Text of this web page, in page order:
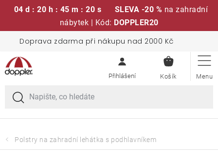
04 d : 20 h : 45 m : 19 s SLEVA -20 % na zahradní
nábytek | Kód: DOPPLER20
obsah
Doprava zdarma při nákupu nad 2000 Kč
KOŠÍK
Sedací soupravy
Slunečníky
Křesla a židle
Polstry na zahradní lehátka s podhlavníkem